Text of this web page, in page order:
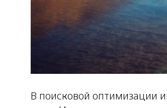
В поисковой оптимизации